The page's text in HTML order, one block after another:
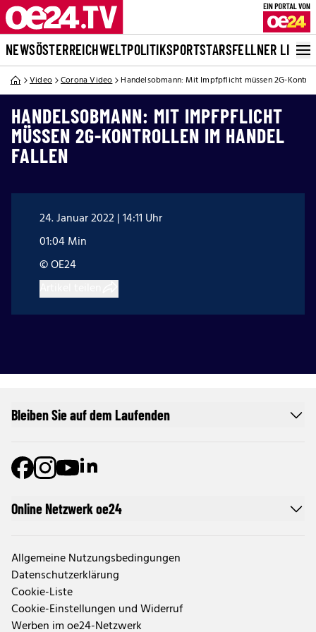
NEWSÖSTERREICHWELTPOLITIKSPORTSTARSFELLNER LIVE
Video Corona Video Handelsobmann: Mit Impfpflicht müssen 2G-
HANDELSOBMANN: MIT IMPFPFLICHT
MÜSSEN 2G-KONTROLLEN IM HANDEL
FALLEN
24. Januar 2022 | 14:11 Uhr
01:04 Min
© OE24
Online Netzwerk oe24
Allgemeine Nutzungsbedingungen
Datenschutzerklärung
Cookie-Liste
Cookie-Einstellungen und Widerruf
Werben im oe24-Netzwerk
Bleiben Sie auf dem Laufenden